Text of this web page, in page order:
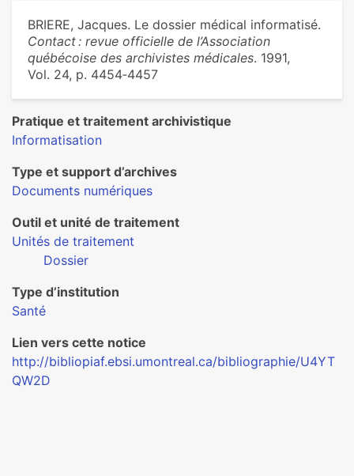
BRIERE, Jacques. Le dossier médical informatisé.
Contact : revue officielle de l’Association
québécoise des archivistes médicales. 1991,
Vol. 24, p. 4454‑4457
Pratique et traitement archivistique
Informatisation
Type et support d’archives
Documents numériques
Outil et unité de traitement
Unités de traitement
Dossier
Type d’institution
Santé
Lien vers cette notice
http://bibliopiaf.ebsi.umontreal.ca/bibliographie/U4YT
QW2D